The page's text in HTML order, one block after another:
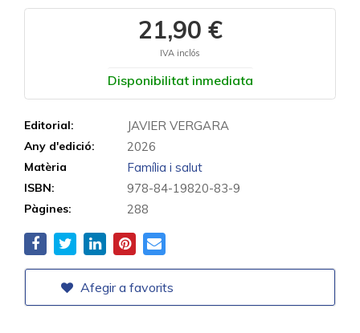
21,90 €
IVA inclós
Disponibilitat inmediata
Editorial: JAVIER VERGARA
Any d'edició: 2026
Matèria Família i salut
ISBN: 978-84-19820-83-9
Pàgines: 288
Afegir a favorits